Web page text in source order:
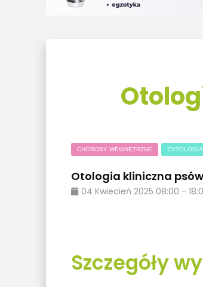
CHOROBY WEWNĘTRZNE CYTOLOGIA
Otologia kliniczna
04 Kwiecień 2025 08:00 -
Szczegóły